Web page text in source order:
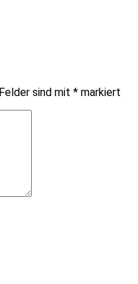
sind mit * markiert